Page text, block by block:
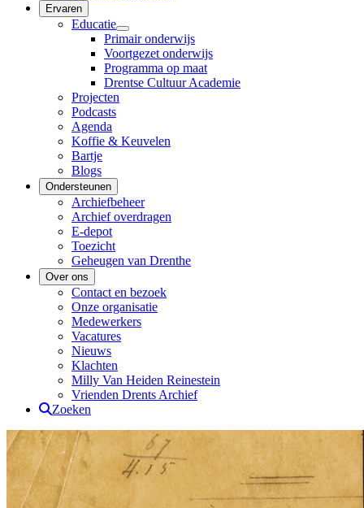
Ervaren
Educatie
Primair onderwijs
Voortgezet onderwijs
Programma op maat
Drentse Cultuur Academie
Projecten
Podcasts
Agenda
Koffie & Keuvelen
Bartje
Blogs
Ondersteunen
Archiefbeheer
Archief overdragen
E-depot
Toezicht
Geheugen van Drenthe
Over ons
Contact en bezoek
Onze organisatie
Medewerkers
Vacatures
Nieuws
Klachten
Milly Van Heiden Reinestein
Vrienden Drents Archief
Zoeken
Drents Archief